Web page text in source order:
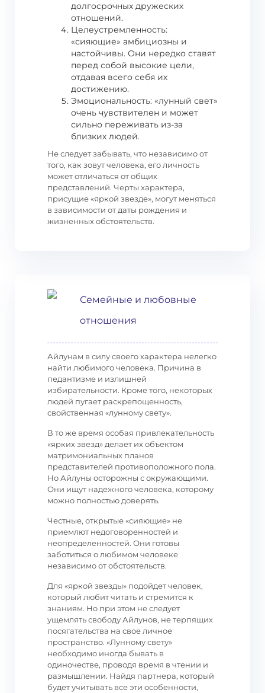
долгосрочных дружеских
отношений.
Целеустремленность:
«сияющие» амбициозны и
настойчивы. Они нередко ставят
перед собой высокие цели,
отдавая всего себя их
достижению.
Эмоциональность: «лунный свет»
очень чувствителен и может
сильно переживать из-за
близких людей.
Не следует забывать, что независимо от
того, как зовут человека, его личность
может отличаться от общих
представлений. Черты характера,
присущие «яркой звезде», могут меняться
в зависимости от даты рождения и
жизненных обстоятельств.
Семейные и любовные
отношения
Айлунам в силу своего характера нелегко
найти любимого человека. Причина в
педантизме и излишней
избирательности. Кроме того, некоторых
людей пугает раскрепощенность,
свойственная «лунному свету».
В то же время особая привлекательность
«ярких звезд» делает их объектом
матримониальных планов
представителей противоположного пола.
Но Айлуны осторожны с окружающими.
Они ищут надежного человека, которому
можно полностью доверять.
Честные, открытые «сияющие» не
приемлют недоговоренностей и
неопределенностей. Они готовы
заботиться о любимом человеке
независимо от обстоятельств.
Для «яркой звезды» подойдет человек,
который любит читать и стремится к
знаниям. Но при этом не следует
ущемлять свободу Айлунов, не терпящих
посягательства на свое личное
пространство. «Лунному свету»
необходимо иногда бывать в
одиночестве, проводя время в чтении и
размышлении. Найдя партнера, который
будет учитывать все эти особенности,